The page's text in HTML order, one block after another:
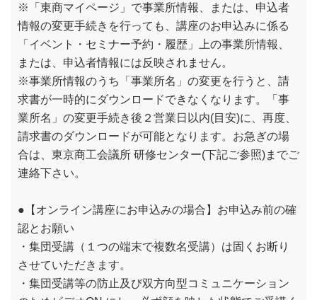
※「東商マイページ」で事業所情報、または、申込者
情報の変更手続きを行っても、講座のお申込みに係る
「イベント・セミナー予約・履歴」上の事業所情報、
または、申込者情報には反映されません。
※事業所情報のうち「事業所名」の変更を行うと、請
求書が一時的にダウンロードできなくなります。「事
業所名」の変更手続き後２営業日以内(目安)に、再度、
請求書のダウンロードが可能となります。お急ぎの場
合は、東京商工会議所 研修センター(下記ご参照)までご
連絡下さい。
●【オンライン講座にお申込みの場合】お申込み前の確
認とお願い
・集団受講（１つの端末で複数名受講）は固くお断り
させていただきます。
・集団受講等の防止及び双方向型コミュニケーション